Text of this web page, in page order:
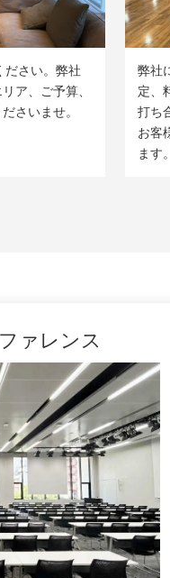
ださい。弊社
ア、ご予算、
さいませ。
弊社
定、
打ち
お客
ます。
ァレンス